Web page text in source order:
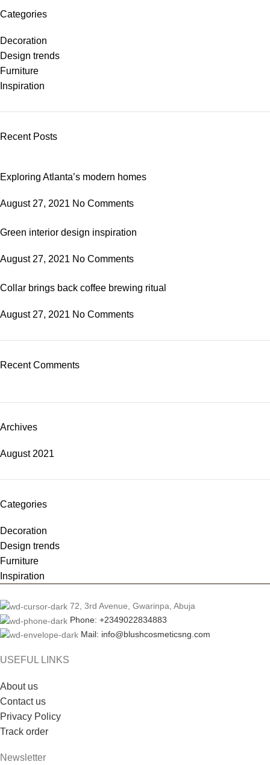
Categories
Decoration
Design trends
Furniture
Inspiration
Recent Posts
Exploring Atlanta’s modern homes
August 27, 2021 No Comments
Green interior design inspiration
August 27, 2021 No Comments
Collar brings back coffee brewing ritual
August 27, 2021 No Comments
Recent Comments
Archives
August 2021
Categories
Decoration
Design trends
Furniture
Inspiration
72, 3rd Avenue, Gwarinpa, Abuja
Phone: +2349022834883
Mail: info@blushcosmeticsng.com
USEFUL LINKS
About us
Contact us
Privacy Policy
Track order
Newsletter